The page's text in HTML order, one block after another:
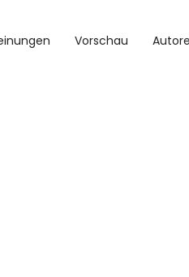
Vorschau